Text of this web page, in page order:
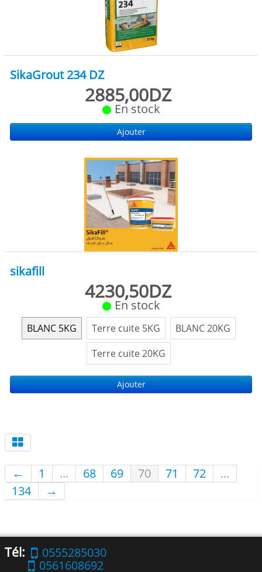
SikaGrout 234 DZ
2885,00DZ
En stock
Ajouter
sikafill
4230,50DZ
En stock
BLANC 5KG Terre cuite 5KG
BLANC 20KG
Terre cuite 20KG
Ajouter
← 1 ... 68 69 70 71 72
...
134
→
Tél:
0555285030
0561608692